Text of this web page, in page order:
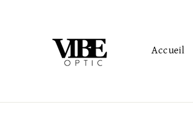
Accueil